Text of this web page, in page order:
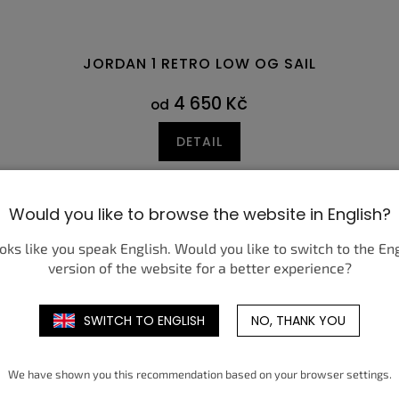
JORDAN 1 RETRO LOW OG SAIL
od 4 650 Kč
DETAIL
Would you like to browse the website in English?
like you speak English. Would you like to switch to the
version of the website for a better experience?
SWITCH TO ENGLISH NO, THANK YOU
We have shown you this recommendation based on your browser settings.